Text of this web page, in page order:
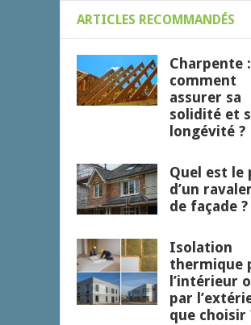
ARTICLES RECOMMANDÉS
Charpente :
comment
assurer sa
solidité et
longévité ?
Quel est le
d’un
de façade ?
Isolation
thermique
l’intérieur
par
que choisir